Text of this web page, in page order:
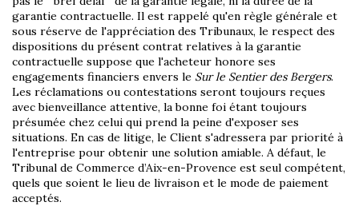
garantie contractuelle. Il est rappelé qu'en règle générale et
sous réserve de l'appréciation des Tribunaux, le respect des
dispositions du présent contrat relatives à la garantie
contractuelle suppose que l'acheteur honore ses
engagements financiers envers le Sur le Sentier des Bergers.
Les réclamations ou contestations seront toujours reçues
avec bienveillance attentive, la bonne foi étant toujours
présumée chez celui qui prend la peine d'exposer ses
situations. En cas de litige, le Client s'adressera par priorité à
l'entreprise pour obtenir une solution amiable. A défaut, le
Tribunal de Commerce d’Aix-en-Provence est seul compétent,
quels que soient le lieu de livraison et le mode de paiement
acceptés.